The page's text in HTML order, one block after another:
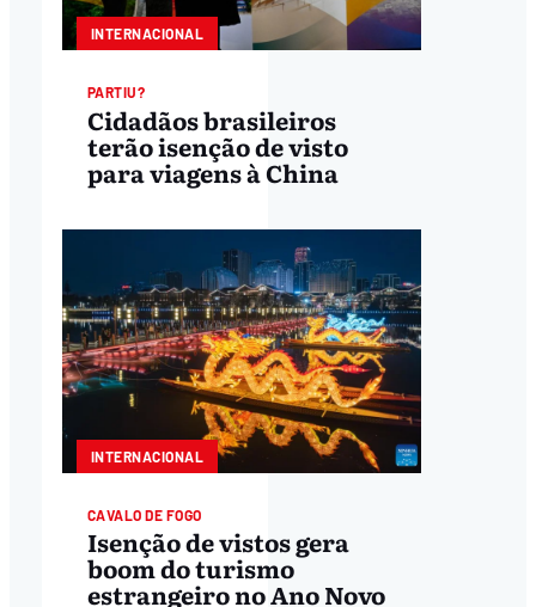
INTERNACIONAL
PARTIU?
Cidadãos brasileiros
terão isenção de visto
para viagens à China
INTERNACIONAL
CAVALO DE FOGO
Isenção de vistos gera
boom do turismo
estrangeiro no Ano Novo